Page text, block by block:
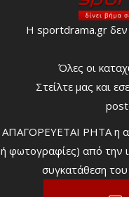
Η sportdrama.gr δεν
Όλες οι
Στείλτε μας και
ΑΠΑΓΟΡΕΥΕΤΑΙ ΡΗΤΑ η
ή φωτογραφίες) από την
συγκατάθεση του